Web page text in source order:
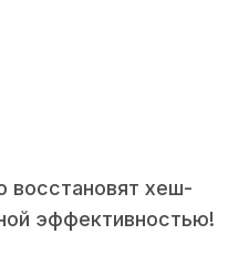
восстановят хеш-
эффективностью!